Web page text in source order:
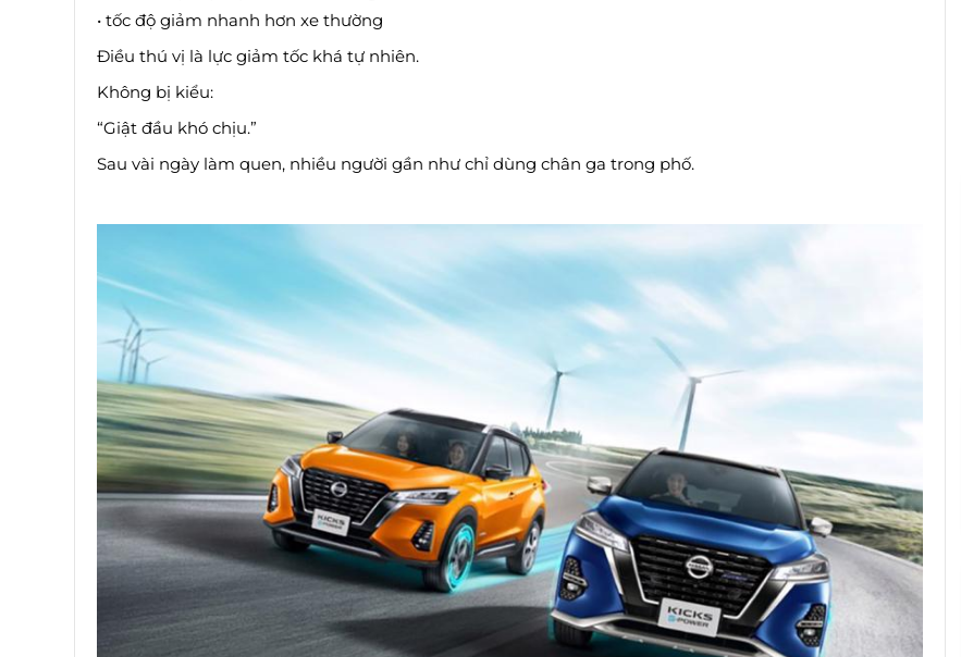
• tốc độ giảm nhanh hơn xe thường
Điều thú vị là lực giảm tốc khá tự nhiên.
Không bị kiểu:
“Giật đầu khó chịu.”
Sau vài ngày làm quen, nhiều người gần như chỉ dùng chân ga trong phố.